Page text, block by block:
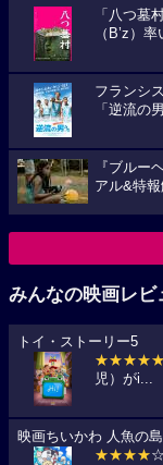
「八つ墓
（B’z）
フランシ
「逆流の
『ブルー
アル&特
みんなの映画レビ
トイ・ストーリー5
★★★★★
児）がi...
映画ちいかわ 人魚の
★★★★☆